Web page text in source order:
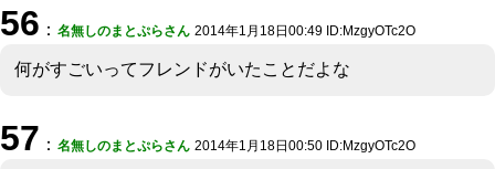
56 ： 名無しのまとぷらさん 2014年1月18日00:49 ID:MzgyOTc2O
何がすごいってフレンドがいたことだよな
57 ： 名無しのまとぷらさん 2014年1月18日00:50 ID:MzgyOTc2O